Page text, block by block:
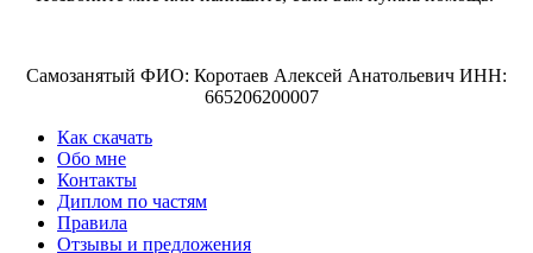
Самозанятый ФИО: Коротаев Алексей Анатольевич ИНН:
665206200007
Как скачать
Обо мне
Контакты
Диплом по частям
Правила
Отзывы и предложения